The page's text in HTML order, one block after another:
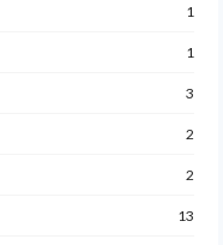
1
1
3
2
2
13